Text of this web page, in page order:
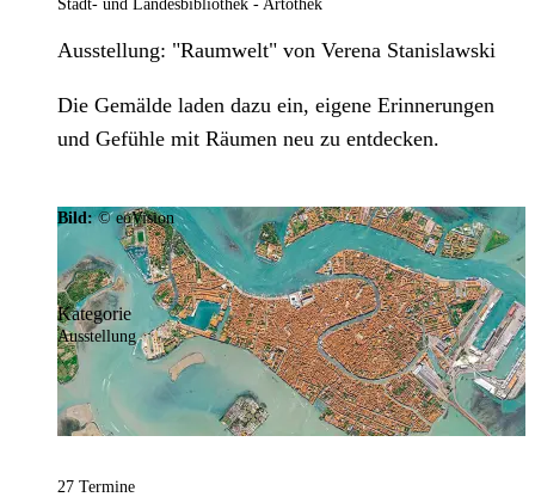
Stadt- und Landesbibliothek - Artothek
Ausstellung: "Raumwelt" von Verena Stanislawski
Die Gemälde laden dazu ein, eigene Erinnerungen
und Gefühle mit Räumen neu zu entdecken.
Bild:© eoVision
Kategorie
Ausstellung
27 Termine